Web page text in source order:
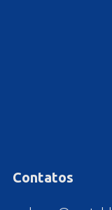
Contatos